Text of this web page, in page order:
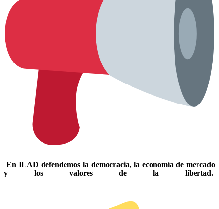
En ILAD defendemos la democracia, la economía de mercado
y los valores de la libertad.